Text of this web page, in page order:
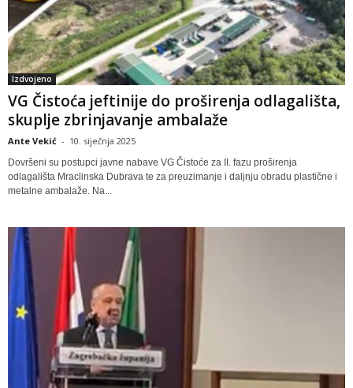
Izdvojeno
VG Čistoća jeftinije do proširenja odlagališta,
skuplje zbrinjavanje ambalaže
Ante Vekić - 10. siječnja 2025
Dovršeni su postupci javne nabave VG Čistoće za II. fazu proširenja
odlagališta Mraclinska Dubrava te za preuzimanje i daljnju obradu plastične i
metalne ambalaže. Na...